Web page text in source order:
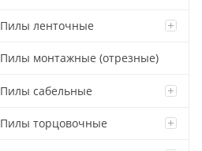
Пилы ленточные
Пилы монтажные (отрезные)
Пилы сабельные
Пилы торцовочные